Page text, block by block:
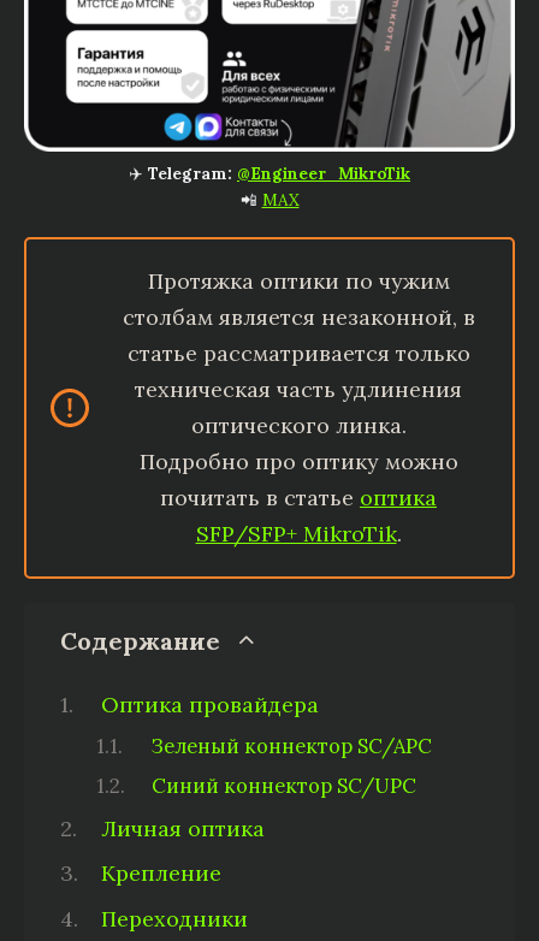
✈️ Telegram: @Engineer_MikroTik
📲 MAX
Протяжка оптики по чужим
столбам является незаконной, в
статье рассматривается только
техническая часть удлинения
оптического линка.
Подробно про оптику можно
почитать в статье оптика
SFP/SFP+ MikroTik.
Содержание
Оптика провайдера
Зеленый коннектор SC/APC
Синий коннектор SC/UPC
Личная оптика
Крепление
Переходники